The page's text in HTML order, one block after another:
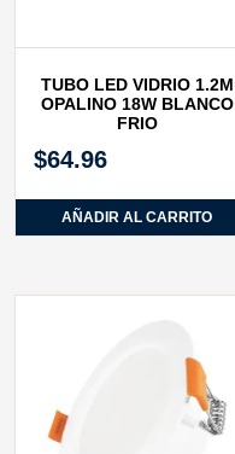
TUBO LED VIDRIO 1.2M
OPALINO 18W BLANCO
FRIO
$64.96
AÑADIR AL CARRITO